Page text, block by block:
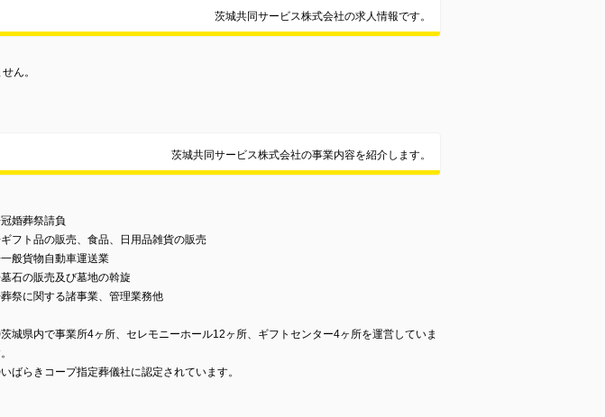
茨城共同サービス株式会社の求人情報です。
ん。
茨城共同サービス株式会社の事業内容を紹介します。
婚葬祭請負
フト品の販売、食品、日用品雑貨の販売
般貨物自動車運送業
石の販売及び墓地の斡旋
祭に関する諸事業、管理業務他
城県内で事業所4ヶ所、セレモニーホール12ヶ所、ギフトセンター4ヶ所を運営していま
ばらきコープ指定葬儀社に認定されています。